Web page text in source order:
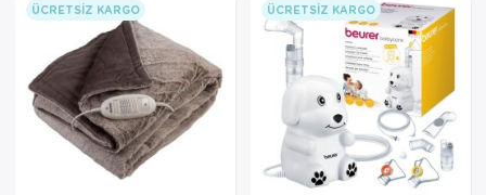
Isıtıcı Battaniye
KIzilotesi isik
Kişisel Bakım ve Sağlık
Kişisel Bakım ve Sağlık
ÜCRETSIZ KARGO ÜCRETSIZ KARGO